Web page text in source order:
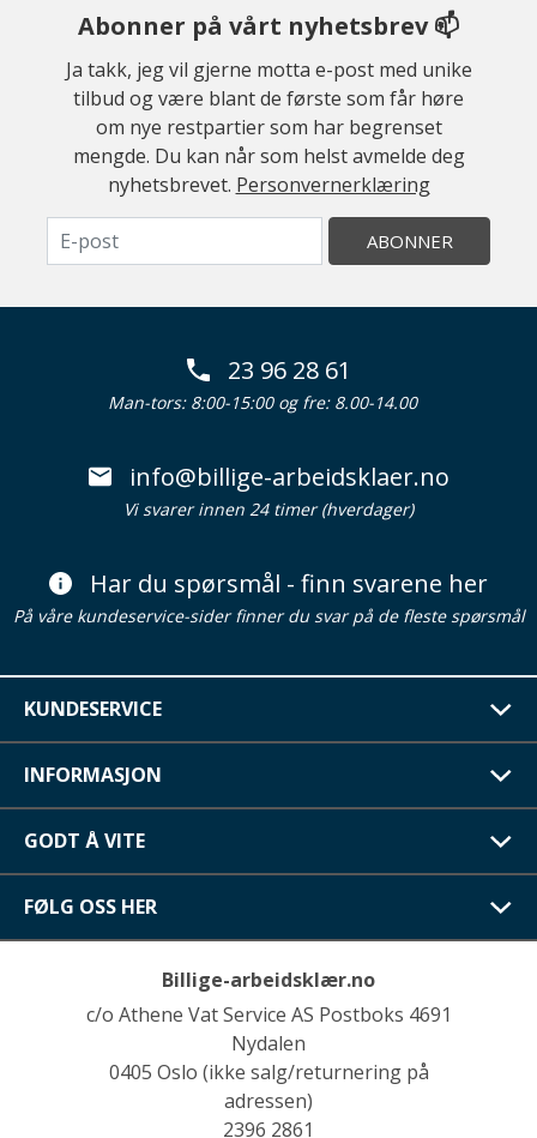
Abonner på vårt nyhetsbrev 📫
Ja takk, jeg vil gjerne motta e-post med unike
tilbud og være blant de første som får høre
om nye restpartier som har begrenset
mengde. Du kan når som helst avmelde deg
nyhetsbrevet. Personvernerklæring
ABONNER
23 96 28 61
Man-tors: 8:00-15:00 og fre: 8.00-14.00
info@billige-arbeidsklaer.no
Vi svarer innen 24 timer (hverdager)
Har du spørsmål - finn svarene her
På våre kundeservice-sider finner du svar på de fleste spørsmål
KUNDESERVICE
INFORMASJON
GODT Å VITE
FØLG OSS HER
Billige-arbeidsklær.no
c/o Athene Vat Service AS Postboks 4691
Nydalen
0405 Oslo (ikke salg/returnering på
adressen)
2396 2861